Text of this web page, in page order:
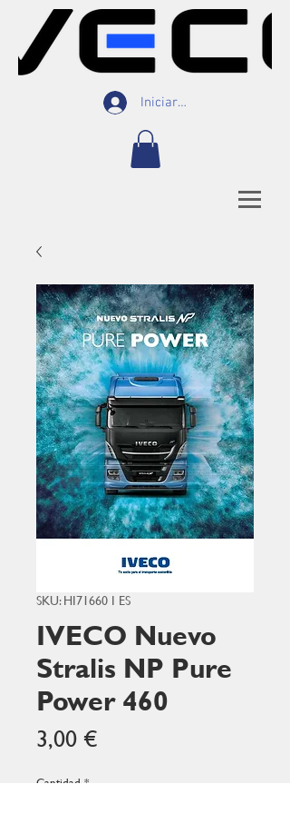
Iniciar Sesión
SKU: HI71660 I ES
IVECO Nuevo
Stralis NP Pure
Power 460
3,00 €
Cantidad *